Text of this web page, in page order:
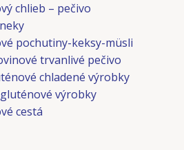
chlieb – pečivo
pochutiny-keksy-müsli
trvanlivé pečivo
chladené výrobky
výrobky
cestá